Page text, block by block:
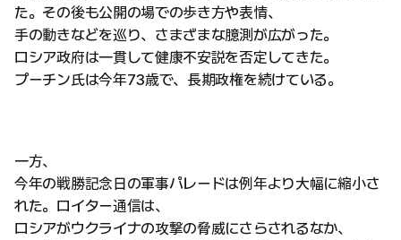
た。その後も公開の場での歩き方や表情、
手の動きなどを巡り、さまざまな臆測が広がった。
ロシア政府は一貫して健康不安説を否定してきた。
プーチン氏は今年73歳で、長期政権を続けている。
一方、
今年の戦勝記念日の軍事パレードは例年より大幅に縮小さ
れた。ロイター通信は、
ロシアがウクライナの攻撃の脅威にさらされるなか、